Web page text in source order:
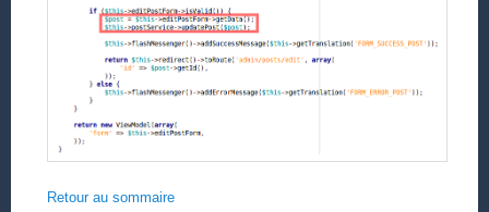
Retour au sommaire